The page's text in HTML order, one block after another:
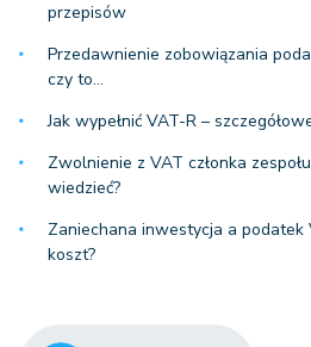
przepisów
Przedawnienie zobowiązania
czy to…
Jak wypełnić VAT-R –
Zwolnienie z VAT członka
wiedzieć?
Zaniechana inwestycja a podatek
koszt?